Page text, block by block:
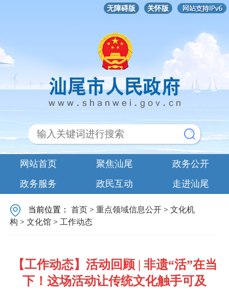
无障碍版 关怀版
网站首页 聚焦汕尾
政务公开
政务服务
政民互动 走进汕尾
当前位置：首页 >重点领域信息公开 >文化机
构 >文化馆 > 工作动态
【工作动态】活动回顾 | 非遗“活”在当
下！这场活动让传统文化触手可及